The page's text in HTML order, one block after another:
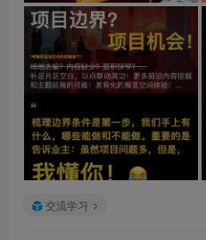
交流学习